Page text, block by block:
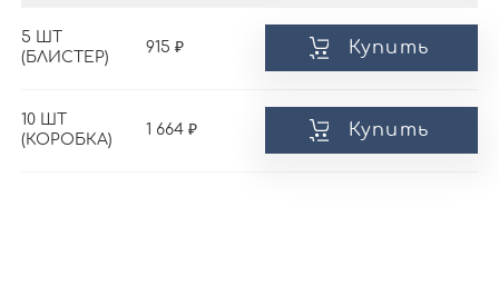
5 ШТ
(БЛИСТЕР)
915 Купить
10 ШТ
(КОРОБКА)
1 664 Купить